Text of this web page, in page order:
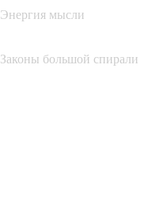
Энергия мысли
Законы большой спирали